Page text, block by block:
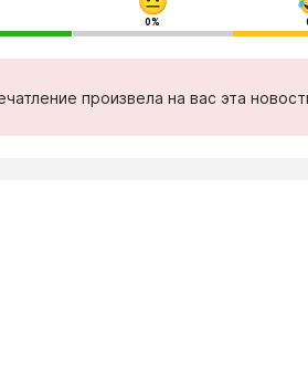
0%
произвела на вас эта